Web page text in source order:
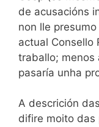
de acusacións
non lle
actual Consello
traballo; menos
pasaría unha
A descrición
difire moito das